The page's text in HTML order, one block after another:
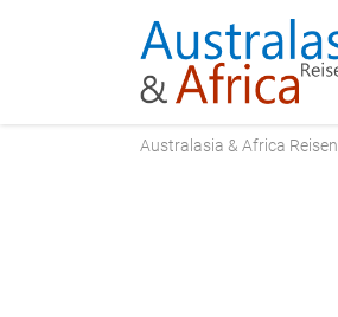
Australasia & Africa Reisen